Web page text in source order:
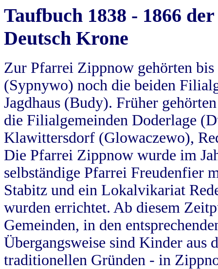
Taufbuch 1838 - 1866
Deutsch Krone
Zur Pfarrei Zippnow gehörten
(Sypnywo) noch die beiden
Jagdhaus (Budy). Früher
die Filialgemeinden Doderlage
Klawittersdorf (Glowaczewo),
Die Pfarrei Zippnow wurde im
selbständige Pfarrei Freudenfier
Stabitz und ein Lokalvikariat
wurden errichtet. Ab diesem
Gemeinden, in den
Übergangsweise sind Kinder aus
traditionellen Gründen - in